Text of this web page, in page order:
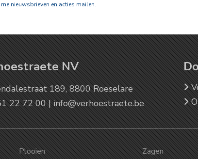
nieuwsbrieven en acties mailen.
NV
189, 8800 Roeselare
22 72 00 |info@verhoestraete.be
Plooien
Zagen